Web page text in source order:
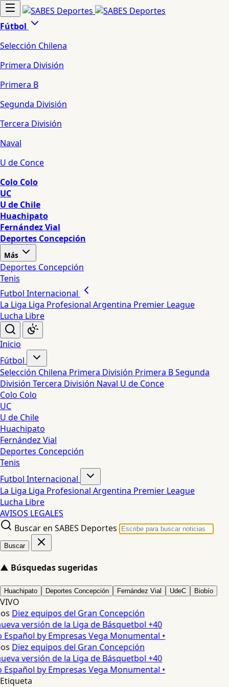
Fútbol
Selección Chilena
Primera División
Primera B
Segunda División
Tercera División
Naval
U de Conce
Colo Colo
UC
U de Chile
Huachipato
Fernández Vial
Deportes Concepción
Más
Deportes Concepción
Tenis
Futbol Internacional
La Liga Liga Profesional Argentina Premier League
Lucha Libre
Inicio
Fútbol
Selección Chilena Primera División Primera BSegunda
División Tercera División Naval U de Conce
Colo Colo
UC
U de Chile
Huachipato
Fernández Vial
Deportes Concepción
Tenis
Futbol Internacional
La Liga Liga Profesional Argentina Premier League
Lucha Libre
AVISOS LEGALES
Buscar en SABES Deportes
Buscar
▲ Búsquedas sugeridas
Huachipato Deportes Concepción Fernández Vial UdeC Biobío
VIVO
Diez equipos del Gran Concepción
versión de la Liga de Básquetbol +40
Español by Empresas Vega Monumental •
Diez equipos del Gran Concepción
versión de la Liga de Básquetbol +40
Español by Empresas Vega Monumental •
Etiqueta